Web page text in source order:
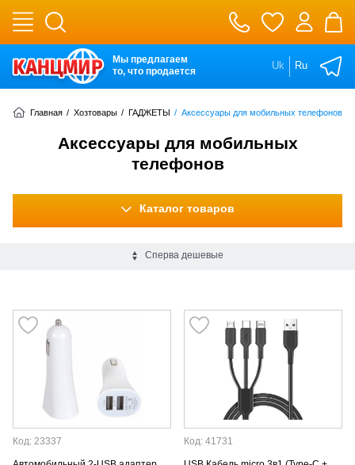
Мы предлагаем
то, что продается
Uk Ru
Главная / Хозтовары / ГАДЖЕТЫ / Аксессуары для мобильных телефонов
Аксессуары для мобильных
телефонов
Каталог товаров
Сперва дешевые
Код: 23337 Код: 41731